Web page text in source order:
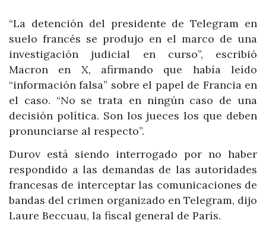
“La detención del presidente de Telegram en
suelo francés se produjo en el marco de una
investigación judicial en curso”, escribió
Macron en X, afirmando que había leído
“información falsa” sobre el papel de Francia en
el caso. “No se trata en ningún caso de una
decisión política. Son los jueces los que deben
pronunciarse al respecto”.
Durov está siendo interrogado por no haber
respondido a las demandas de las autoridades
francesas de interceptar las comunicaciones de
bandas del crimen organizado en Telegram, dijo
Laure Beccuau, la fiscal general de París.